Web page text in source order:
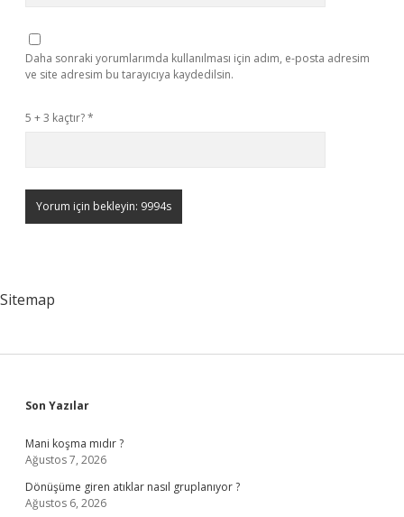
Daha sonraki yorumlarımda kullanılması için adım, e-posta adresim
ve site adresim bu tarayıcıya kaydedilsin.
5 + 3 kaçtır?*
Sitemap
Sidebar
Son Yazılar
Mani koşma mıdır ?
Ağustos 7, 2026
Dönüşüme giren atıklar nasıl gruplanıyor ?
Ağustos 6, 2026